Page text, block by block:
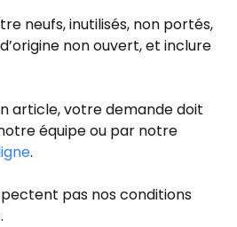
neufs, inutilisés, non portés,
non ouvert, et inclure
article, votre demande doit
équipe ou par notre
.
pas nos conditions